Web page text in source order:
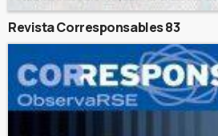
Revista Corresponsables 83